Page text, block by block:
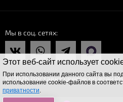
Этот веб-сайт использует
При использовании данного сайта вы
использование cookie-файлов в
приватности.
Мы в соц. сетях
© 2026 Доставка цветов по всей